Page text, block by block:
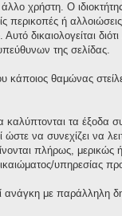
χρήστη. Ο
περικοπές ή
δικαιολογείται
της σελίδας.
κάποιος θαμώνας
τα έξοδα
να συνεχίζει να
πλήρως, μερικώς
υπηρεσίας
με παράλληλη